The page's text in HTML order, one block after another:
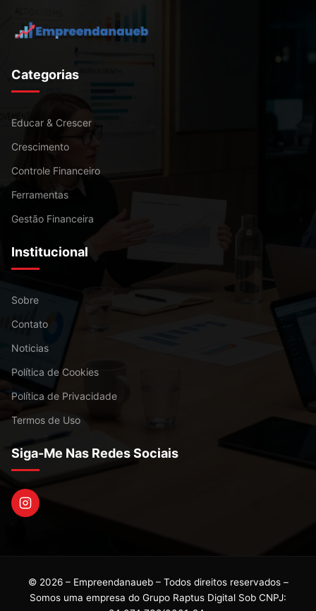
Categorias
Educar & Crescer
Crescimento
Controle Financeiro
Ferramentas
Gestão Financeira
Institucional
Sobre
Contato
Noticias
Política de Cookies
Política de Privacidade
Termos de Uso
Siga-Me Nas Redes Sociais
© 2026 – Empreendanaueb – Todos direitos reservados –
Somos uma empresa do Grupo Raptus Digital Sob CNPJ: